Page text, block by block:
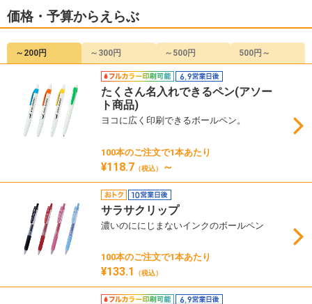
価格・予算からえらぶ
～200円 ～300円 ～500円 500円～
たくさん名入れできるペン(アソー
ト商品)
ヨコに広く印刷できるボールペン。
100本のご注文で1本あたり
¥118.7 （税込） ～
サラサクリップ
濃いのににじまないインクのボールペン
100本のご注文で1本あたり
¥133.1 （税込）